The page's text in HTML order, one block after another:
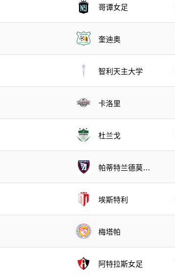
哥谭女足
奎迪奥
智利天主大学
卡洛里
杜兰戈
帕蒂特兰德莫雷
埃斯特利
梅塔帕
阿特拉斯女足